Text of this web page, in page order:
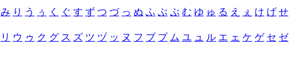
み り う ぅ く ぐ す ず つ づ っ ぬ ふ ぶ ぷ む ゆ ゅ る え ぇ け げ せ
リ ウ ゥ ク グ ス ズ ツ ヅ ッ ヌ フ ブ プ ム ユ ュ ル エ ェ ケ ゲ セ ゼ